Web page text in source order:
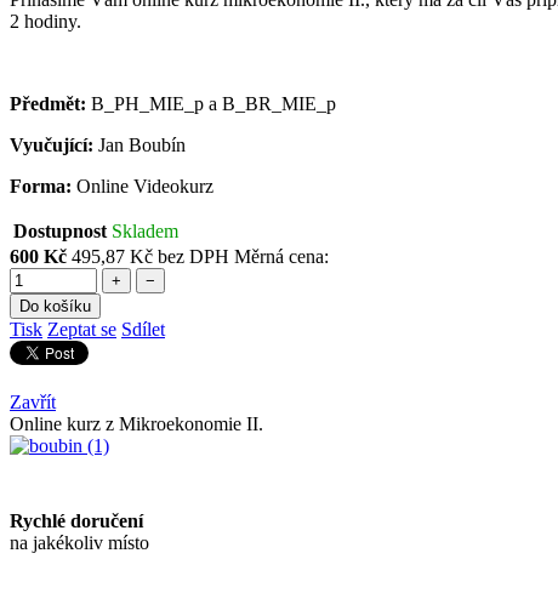
2 hodiny.
Předmět: B_PH_MIE_p a B_BR_MIE_p
Vyučující: Jan Boubín
Forma: Online Videokurz
Dostupnost Skladem
600 Kč 495,87 Kč bez DPH Měrná cena:
+
−
Do košíku
Tisk Zeptat se Sdílet
Zavřít
Online kurz z Mikroekonomie II.
Rychlé doručení
na jakékoliv místo